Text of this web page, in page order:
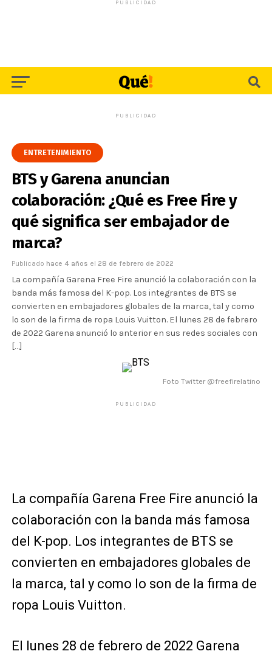
PUBLICIDAD
PUBLICIDAD
ENTRETENIMIENTO
BTS y Garena anuncian
colaboración: ¿Qué es Free Fire y
qué significa ser embajador de
marca?
Publicado hace 4 años el 28 de febrero de 2022
La compañía Garena Free Fire anunció la colaboración con la
banda más famosa del K-pop. Los integrantes de BTS se
convierten en embajadores globales de la marca, tal y como
lo son de la firma de ropa Louis Vuitton. El lunes 28 de febrero
de 2022 Garena anunció lo anterior en sus redes sociales con
[…]
Foto Twitter @freefirelatino
PUBLICIDAD
La compañía Garena Free Fire anunció la
colaboración con la banda más famosa
del K-pop. Los integrantes de BTS se
convierten en embajadores globales de
la marca, tal y como lo son de la firma de
ropa Louis Vuitton.
El lunes 28 de febrero de 2022 Garena